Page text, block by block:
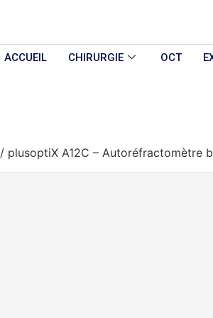
ACCUEIL CHIRURGIE OCT
/ plusoptiX A12C – Autoréfractomètre